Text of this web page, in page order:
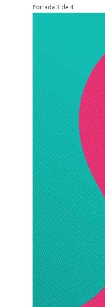
Portada 3 de 4